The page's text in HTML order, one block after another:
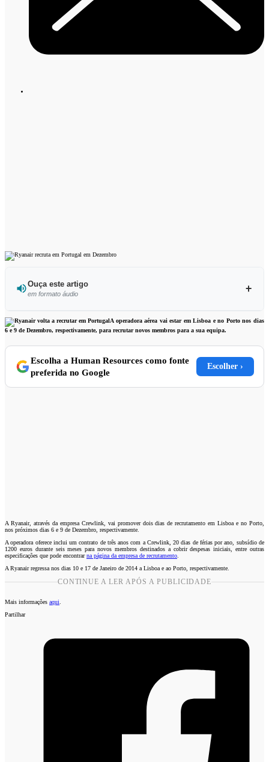
Ouça este artigo
em formato áudio
Ouvir este artigo
A operadora aérea vai estar em Lisboa e no Porto nos dias
6 e 9 de Dezembro, respectivamente, para recrutar novos membros para a sua equipa.
Escolha a Human Resources como fonte
preferida no Google
Escolher ›
A Ryanair, através da empresa Crewlink, vai promover dois dias de recrutamento em Lisboa e no Porto,
nos próximos dias 6 e 9 de Dezembro, respectivamente.
A operadora oferece inclui um contrato de três anos com a Crewlink, 20 dias de férias por ano, subsídio de
1200 euros durante seis meses para novos membros destinados a cobrir despesas iniciais, entre outras
especificações que pode encontrarna página da empresa de recrutamento
A Ryanair regressa nos dias 10 e 17 de Janeiro de 2014 a Lisboa e ao Porto, respectivamente.
CONTINUE A LER APÓS A PUBLICIDADE
Mais informações aqui
Partilhar